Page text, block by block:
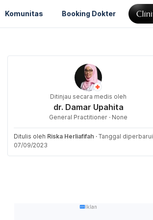
Komunitas Booking Dokter
Ditinjau secara medis oleh
dr. Damar Upahita
General Practitioner · None
Ditulis oleh Riska Herliafifah · Tanggal diperbarui
07/09/2023
Iklan